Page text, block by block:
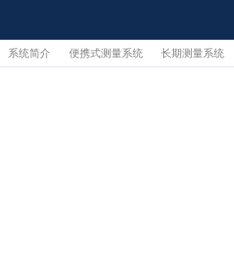
系统简介 便携式测量系统 长期测量系统